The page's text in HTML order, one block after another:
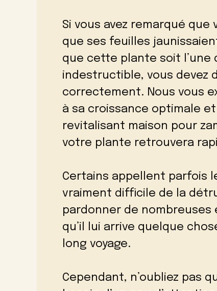
Si vous avez remarqué
que ses feuilles
que cette plante soit l’une
indestructible, vous devez
correctement. Nous vous
à sa croissance optimale
revitalisant maison pour
votre plante retrouvera
Certains appellent parfois
vraiment difficile de la
pardonner de nombreuses
qu’il lui arrive quelque
long voyage.
Cependant, n’oubliez pas